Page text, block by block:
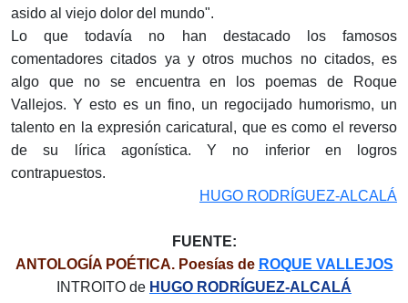
asido al viejo dolor del mundo".
Lo que todavía no han destacado los famosos
comentadores citados ya y otros muchos no citados, es
algo que no se encuentra en los poemas de Roque
Vallejos. Y esto es un fino, un regocijado humorismo, un
talento en la expresión caricatural, que es como el reverso
de su lírica agonística. Y no inferior en logros
contrapuestos.
HUGO RODRÍGUEZ-ALCALÁ
FUENTE:
ANTOLOGÍA POÉTICA. Poesías de ROQUE VALLEJOS
INTROITO de HUGO RODRÍGUEZ-ALCALÁ